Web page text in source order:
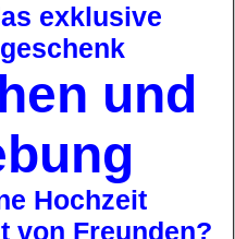
exklusive
und
Hochzeit
von Freunden?